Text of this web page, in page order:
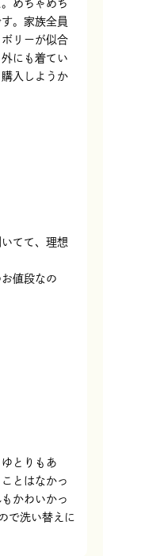
めちゃめち
。家族全員
リーが似合
にも着てい
入しようか
てて、理想
値段なの
とりもあ
とはなかっ
かわいかっ
で洗い替えに